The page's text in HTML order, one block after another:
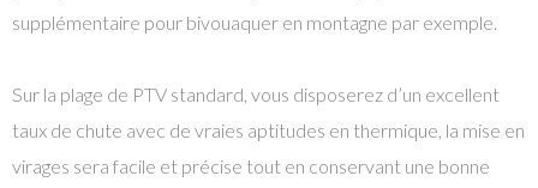
supplémentaire pour bivouaquer en montagne par exemple.
Sur la plage de PTV standard, vous disposerez d’un excellent
taux de chute avec de vraies aptitudes en thermique, la mise en
virages sera facile et précise tout en conservant une bonne